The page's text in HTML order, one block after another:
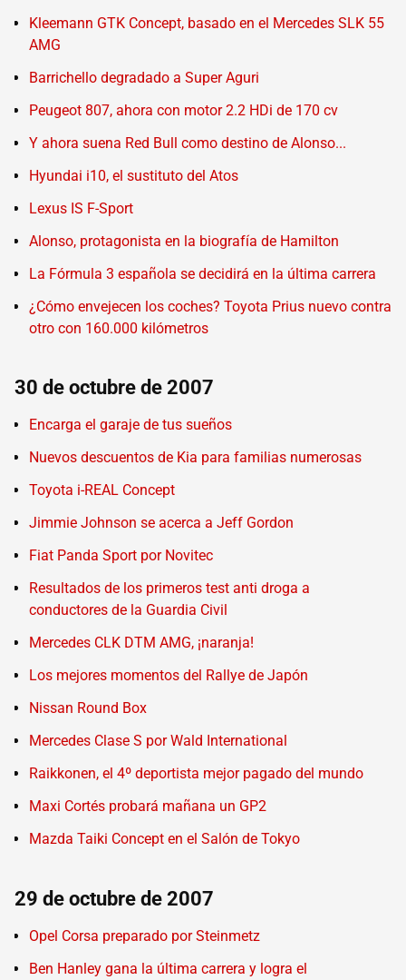
Kleemann GTK Concept, basado en el Mercedes SLK 55
AMG
Barrichello degradado a Super Aguri
Peugeot 807, ahora con motor 2.2 HDi de 170 cv
Y ahora suena Red Bull como destino de Alonso...
Hyundai i10, el sustituto del Atos
Lexus IS F-Sport
Alonso, protagonista en la biografía de Hamilton
La Fórmula 3 española se decidirá en la última carrera
¿Cómo envejecen los coches? Toyota Prius nuevo contra
otro con 160.000 kilómetros
30 de octubre de 2007
Encarga el garaje de tus sueños
Nuevos descuentos de Kia para familias numerosas
Toyota i-REAL Concept
Jimmie Johnson se acerca a Jeff Gordon
Fiat Panda Sport por Novitec
Resultados de los primeros test anti droga a
conductores de la Guardia Civil
Mercedes CLK DTM AMG, ¡naranja!
Los mejores momentos del Rallye de Japón
Nissan Round Box
Mercedes Clase S por Wald International
Raikkonen, el 4º deportista mejor pagado del mundo
Maxi Cortés probará mañana un GP2
Mazda Taiki Concept en el Salón de Tokyo
29 de octubre de 2007
Opel Corsa preparado por Steinmetz
Ben Hanley gana la última carrera y logra el